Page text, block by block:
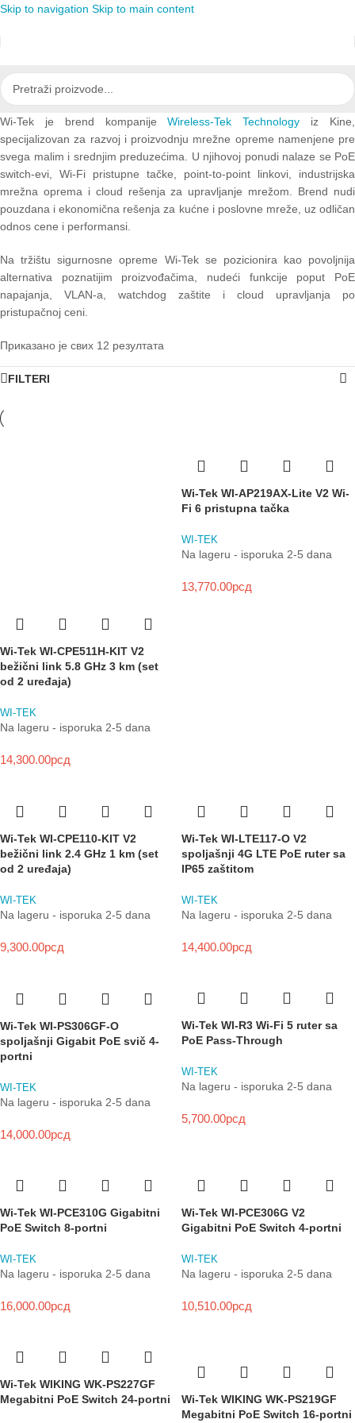
Skip to navigation Skip to main content
Wi-Tek je brend kompanijeWireless-Tek Technology iz Kine,
specijalizovan za razvoj i proizvodnju mrežne opreme namenjene pre
svega malim i srednjim preduzećima. U njihovoj ponudi nalaze se PoE
switch-evi, Wi-Fi pristupne tačke, point-to-point linkovi, industrijska
mrežna oprema i cloud rešenja za upravljanje mrežom. Brend nudi
pouzdana i ekonomična rešenja za kućne i poslovne mreže, uz odličan
odnos cene i performansi.
Na tržištu sigurnosne opreme Wi-Tek se pozicionira kao povoljnija
alternativa poznatijim proizvođačima, nudeći funkcije poput PoE
napajanja, VLAN-a, watchdog zaštite i cloud upravljanja po
pristupačnoj ceni.
Приказано је свих 12 резултата
FILTERI
Wi-Tek WI-CPE511H-KIT V2
bežični link 5.8 GHz 3 km (set
od 2 uređaja)
WI-TEK
Na lageru - isporuka 2-5 dana
14,300.00рсд
Wi-Tek WI-AP219AX-Lite V2 Wi-
Fi 6 pristupna tačka
WI-TEK
Na lageru - isporuka 2-5 dana
13,770.00рсд
Wi-Tek WI-CPE110-KIT V2
bežični link 2.4 GHz 1 km (set
od 2 uređaja)
WI-TEK
Na lageru - isporuka 2-5 dana
9,300.00рсд
Wi-Tek WI-LTE117-O V2
spoljašnji 4G LTE PoE ruter sa
IP65 zaštitom
WI-TEK
Na lageru - isporuka 2-5 dana
14,400.00рсд
Wi-Tek WI-PS306GF-O
spoljašnji Gigabit PoE svič 4-
portni
WI-TEK
Na lageru - isporuka 2-5 dana
14,000.00рсд
Wi-Tek WI-R3 Wi-Fi 5 ruter sa
PoE Pass-Through
WI-TEK
Na lageru - isporuka 2-5 dana
5,700.00рсд
Wi-Tek WI-PCE310G Gigabitni
PoE Switch 8-portni
WI-TEK
Na lageru - isporuka 2-5 dana
16,000.00рсд
Wi-Tek WI-PCE306G V2
Gigabitni PoE Switch 4-portni
WI-TEK
Na lageru - isporuka 2-5 dana
10,510.00рсд
Wi-Tek WIKING WK-PS227GF
Megabitni PoE Switch 24-portni
Wi-Tek WIKING WK-PS219GF
Megabitni PoE Switch 16-portni